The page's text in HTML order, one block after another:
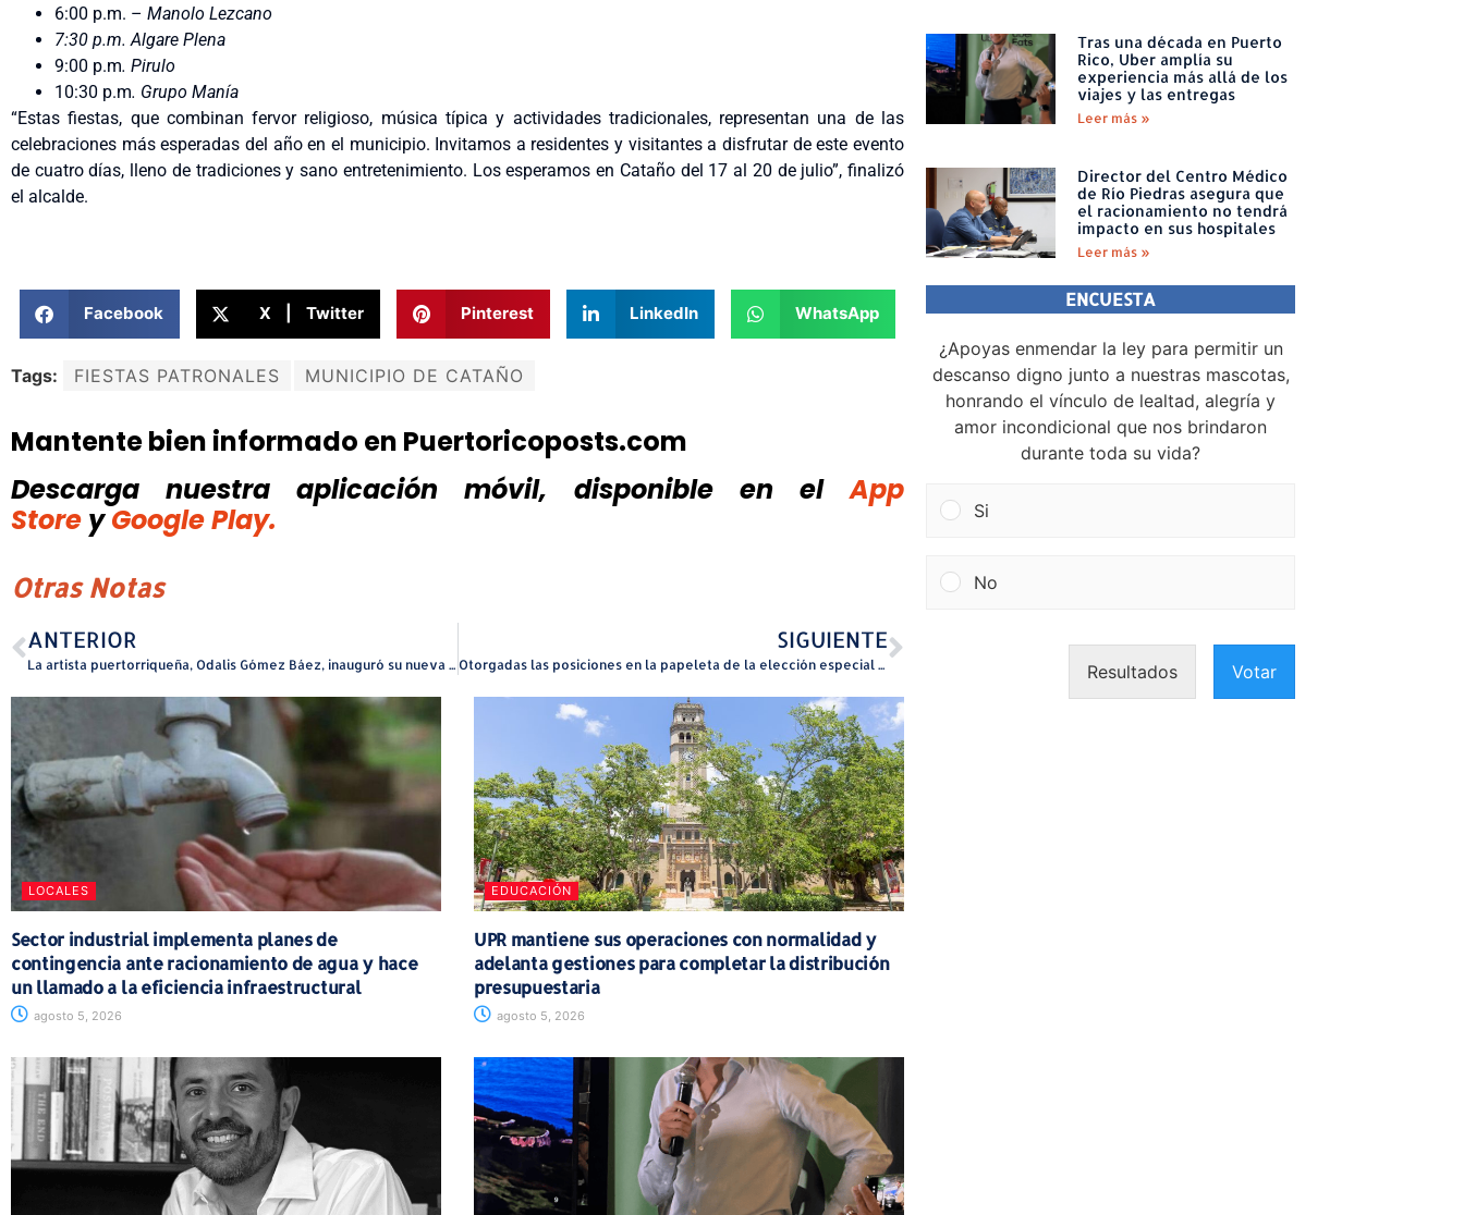
6:00 p.m. – Manolo Lezcano
7:30 p.m. Algare Plena
9:00 p.m. Pirulo
10:30 p.m. Grupo Manía
“Estas fiestas, que combinan fervor religioso, música típica y actividades tradicionales, representan una de las
celebraciones más esperadas del año en el municipio. Invitamos a residentes y visitantes a disfrutar de este evento
de cuatro días, lleno de tradiciones y sano entretenimiento. Los esperamos en Cataño del 17 al 20 de julio”, finalizó
el alcalde.
Facebook X | Twitter Pinterest LinkedIn WhatsApp
Tags: FIESTAS PATRONALES MUNICIPIO DE CATAÑO
Mantente bien informado en Puertoricoposts.com
Descarga nuestra aplicación móvil, disponible
en el
App
Store y Google Play.
Otras Notas
ANTERIOR
La artista puertorriqueña, Odalis Gómez Báez, inauguró su nueva exposición Donde el cuerpo guarda el duelo, en la Galería Guatíbiri
SIGUIENTE
Otorgadas las posiciones en la papeleta de la elección especial para la alcaldía de Gurabo
LOCALES
Sector industrial implementa planes de
contingencia ante racionamiento de agua y hace
un llamado a la eficiencia infraestructural
agosto 5, 2026
EDUCACIÓN
UPR mantiene sus operaciones con normalidad y
adelanta gestiones para completar la distribución
presupuestaria
agosto 5, 2026
Tras una década en Puerto
Rico, Uber amplía su
experiencia más allá de los
viajes y las entregas
Leer más »
Director del Centro Médico
de Río Piedras asegura que
el racionamiento no tendrá
impacto en sus hospitales
Leer más »
ENCUESTA
¿Apoyas enmendar la ley para permitir un
descanso digno junto a nuestras mascotas,
honrando el vínculo de lealtad, alegría y
amor incondicional que nos brindaron
durante toda su vida?
Si
No
Resultados Votar